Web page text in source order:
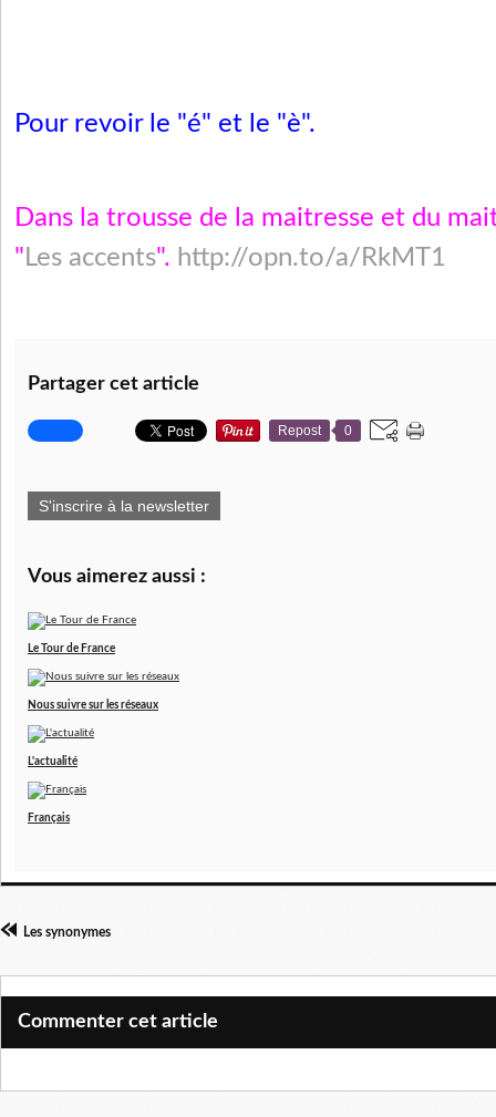
Pour revoir le "é" et le "è".
Dans la trousse de la maitresse et du
" Les accents". http://opn.to/a/RkMT1
Partager cet article
Repost 0
S'inscrire à la newsletter
Vous aimerez aussi :
Le Tour de France
Nous suivre sur les réseaux
L'actualité
Français
Les synonymes
Commenter cet article